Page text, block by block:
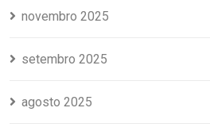
novembro 2025
setembro 2025
agosto 2025